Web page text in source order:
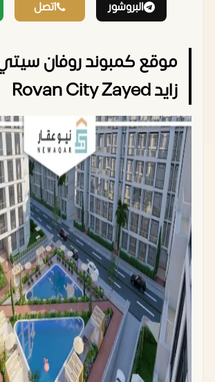
البروشور اتصل
موقع كمبوند روفان
زايد Rovan City Zayed